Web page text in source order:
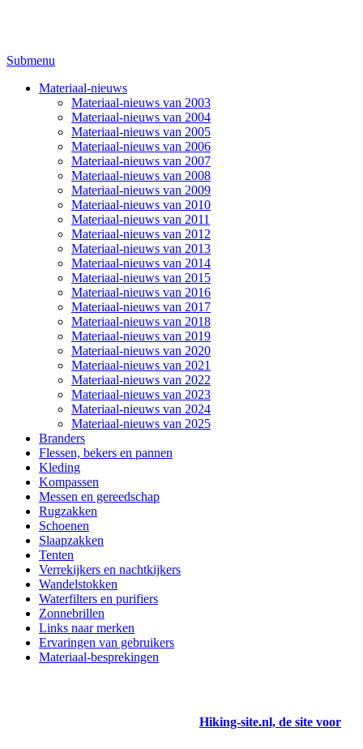
Submenu
Materiaal-nieuws
Materiaal-nieuws van 2003
Materiaal-nieuws van 2004
Materiaal-nieuws van 2005
Materiaal-nieuws van 2006
Materiaal-nieuws van 2007
Materiaal-nieuws van 2008
Materiaal-nieuws van 2009
Materiaal-nieuws van 2010
Materiaal-nieuws van 2011
Materiaal-nieuws van 2012
Materiaal-nieuws van 2013
Materiaal-nieuws van 2014
Materiaal-nieuws van 2015
Materiaal-nieuws van 2016
Materiaal-nieuws van 2017
Materiaal-nieuws van 2018
Materiaal-nieuws van 2019
Materiaal-nieuws van 2020
Materiaal-nieuws van 2021
Materiaal-nieuws van 2022
Materiaal-nieuws van 2023
Materiaal-nieuws van 2024
Materiaal-nieuws van 2025
Branders
Flessen, bekers en pannen
Kleding
Kompassen
Messen en gereedschap
Rugzakken
Schoenen
Slaapzakken
Tenten
Verrekijkers en nachtkijkers
Wandelstokken
Waterfilters en purifiers
Zonnebrillen
Links naar merken
Ervaringen van gebruikers
Materiaal-besprekingen
Hiking-site.nl, de site voor